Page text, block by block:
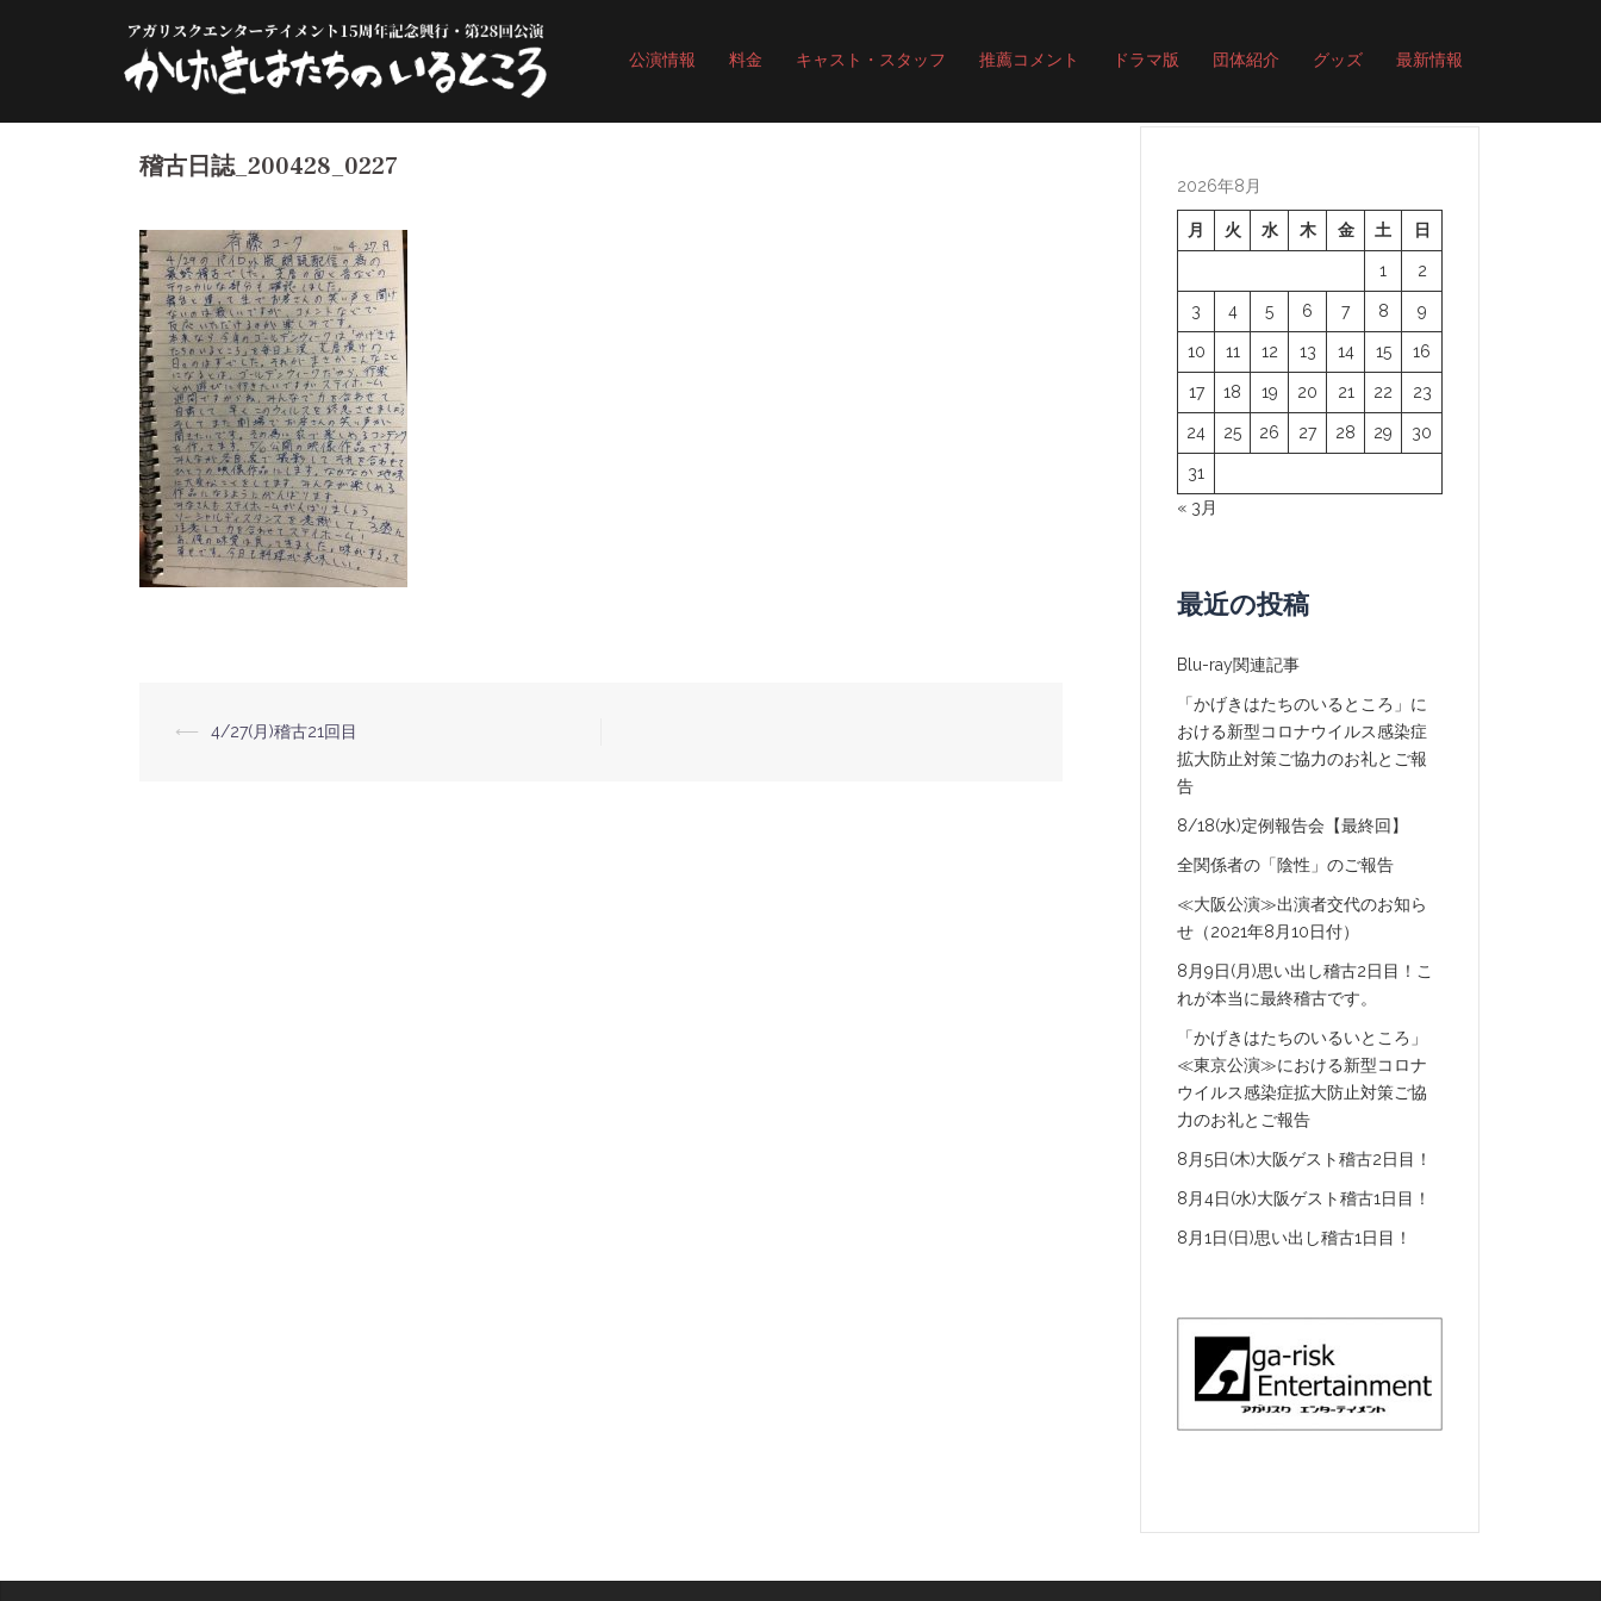
ツ
公演情報 料金 キャスト・スタッフ 推薦コメント ドラマ版 団体紹介 グッズ 最新情報
稽古日誌_200428_0227
投
⟵ 4/27(月)稽古21回目
2026年8月
月 火 水 木 金 土 日
1 2
3 4 5 6 7 8 9
10 11 12 13 14 15 16
17 18 19 20 21 22 23
24 25 26 27 28 29 30
31
« 3月
最近の投稿
Blu-ray関連記事
「かげきはたちのいるところ」に
おける新型コロナウイルス感染症
拡大防止対策ご協力のお礼とご報
告
8/18(水)定例報告会【最終回】
全関係者の「陰性」のご報告
≪大阪公演≫出演者交代のお知ら
せ（2021年8月10日付）
8月9日(月)思い出し稽古2日目！こ
れが本当に最終稽古です。
「かげきはたちのいるいところ」
≪東京公演≫における新型コロナ
ウイルス感染症拡大防止対策ご協
力のお礼とご報告
8月5日(木)大阪ゲスト稽古2日目！
8月4日(水)大阪ゲスト稽古1日目！
8月1日(日)思い出し稽古1日目！